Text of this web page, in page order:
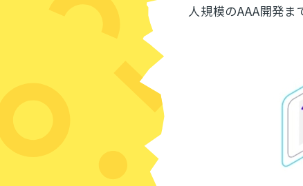
人規模のAAA開発ま